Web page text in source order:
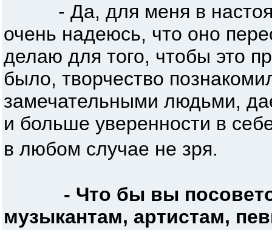
- Да, для меня в
очень надеюсь, что оно
делаю для того, чтобы это
было, творчество
замечательными людьми,
и больше уверенности в
в любом случае не зря.
- Что бы вы
музыкантам, артистам,